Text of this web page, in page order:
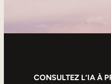
CONSULTEZ L’IA À